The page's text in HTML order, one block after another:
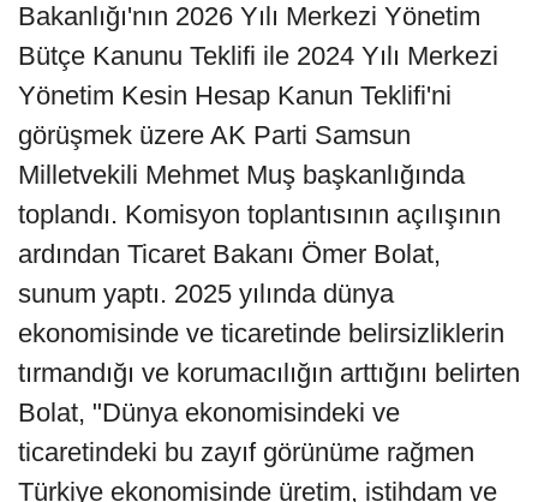
Bakanlığı'nın 2026 Yılı Merkezi Yönetim
Bütçe Kanunu Teklifi ile 2024 Yılı Merkezi
Yönetim Kesin Hesap Kanun Teklifi'ni
görüşmek üzere AK Parti Samsun
Milletvekili Mehmet Muş başkanlığında
toplandı. Komisyon toplantısının açılışının
ardından Ticaret Bakanı Ömer Bolat,
sunum yaptı. 2025 yılında dünya
ekonomisinde ve ticaretinde belirsizliklerin
tırmandığı ve korumacılığın arttığını belirten
Bolat, "Dünya ekonomisindeki ve
ticaretindeki bu zayıf görünüme rağmen
Türkiye ekonomisinde üretim, istihdam ve